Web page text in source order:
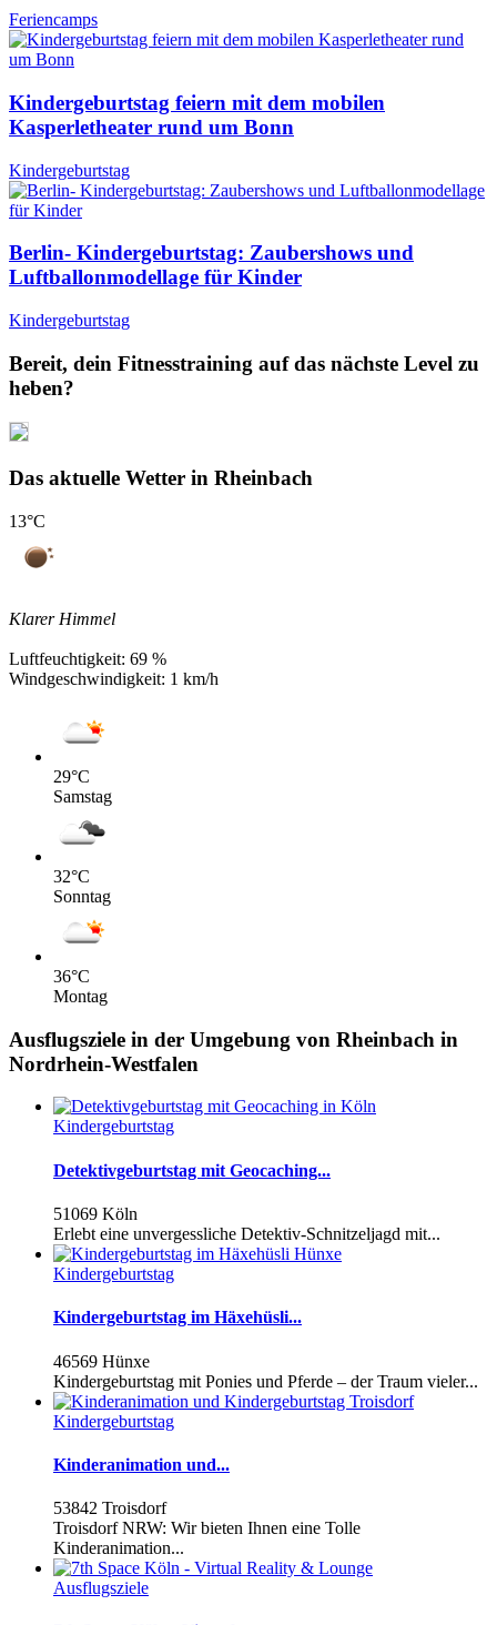
Feriencamps
Kindergeburtstag feiern mit dem mobilen
Kasperletheater rund um Bonn
Kindergeburtstag
Berlin- Kindergeburtstag: Zaubershows und
Luftballonmodellage für Kinder
Kindergeburtstag
Bereit, dein Fitnesstraining auf das nächste Level zu
heben?
Das aktuelle Wetter in Rheinbach
13°C
Klarer Himmel
Luftfeuchtigkeit: 69 %
Windgeschwindigkeit: 1 km/h
29°C
Samstag
32°C
Sonntag
36°C
Montag
Ausflugsziele in der Umgebung von Rheinbach in
Nordrhein-Westfalen
Kindergeburtstag
Detektivgeburtstag mit Geocaching...
51069 Köln
Erlebt eine unvergessliche Detektiv-Schnitzeljagd mit...
Kindergeburtstag
Kindergeburtstag im Häxehüsli...
46569 Hünxe
Kindergeburtstag mit Ponies und Pferde – der Traum vieler...
Kindergeburtstag
Kinderanimation und...
53842 Troisdorf
Troisdorf NRW: Wir bieten Ihnen eine Tolle
Kinderanimation...
Ausflugsziele